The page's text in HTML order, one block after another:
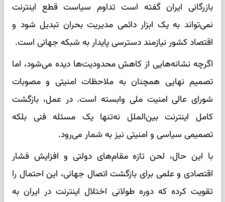
بازرگانی ایران گفته است تداوم سیاست قطع اینترنت
نمی‌تواند به یک ابزار دائمی مدیریت بحران تبدیل شود و
اقتصاد کشور نیازمند دسترسی پایدار به شبکه جهانی است.
اگرچه نشانه‌هایی از کاهش محدودیت‌ها دیده می‌شود، اما
تصمیم نهایی همچنان به ملاحظات امنیتی و مصوبات
شورای عالی امنیت ملی وابسته است. در عمل، بازگشت
کامل اینترنت بین‌الملل نه‌تنها یک مسئله فنی بلکه
تصمیمی سیاسی و امنیتی نیز به شمار می‌رود.
با این حال، لحن تازه مقام‌های دولتی و افزایش فشار
اقتصادی و علمی برای بازگشت اتصال جهانی، این احتمال را
تقویت کرده که دوره طولانی اختلال اینترنت در ایران به